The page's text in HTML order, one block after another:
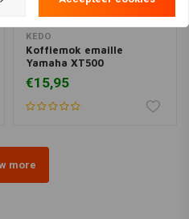
KEDO
Koffiemok emaille
Yamaha XT500
€15,95
more